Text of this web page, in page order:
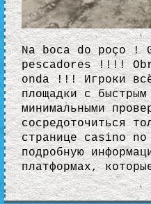
Na boca do poço !
pescadores !!!!
onda !!! Игроки
площадки с
минимальными
сосредоточиться
странице casino
подробную
платформах,